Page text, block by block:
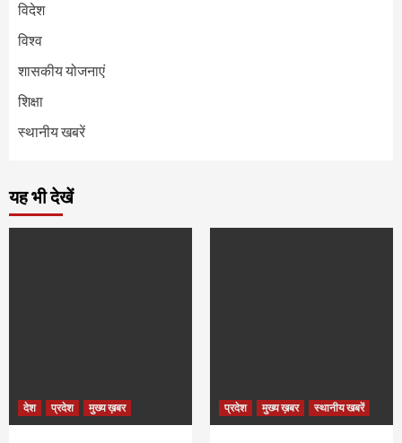
विदेश
विश्व
शासकीय योजनाएं
शिक्षा
स्थानीय खबरें
यह भी देखें
देश प्रदेश मुख्य ख़बर प्रदेश मुख्य ख़बर स्थानीय खबरें